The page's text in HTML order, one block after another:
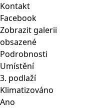
Kontakt
Facebook
Zobrazit galerii
obsazené
Podrobnosti
Umístění
3. podlaží
Klimatizováno
Ano